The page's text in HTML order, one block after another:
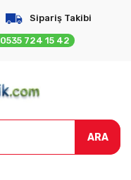
Sipariş Takibi
0535 724 15 42
ARA